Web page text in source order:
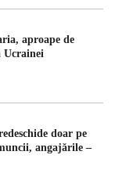
aproape de
Ucrainei
doar pe
angajările –